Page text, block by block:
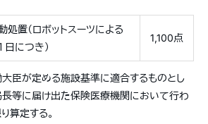
処置（ロボットスーツによる
日につき）
1,100点
臣が定める施設基準に適合するものとし
等に届け出た保険医療機関において行わ
算定する。